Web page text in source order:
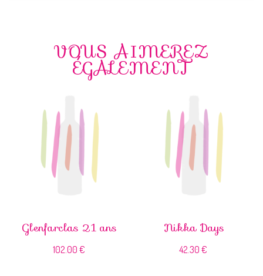
VOUS AIMEREZ
ÉGALEMENT
Glenfarclas 21 ans
102.00 €
Nikka Days
42.30 €